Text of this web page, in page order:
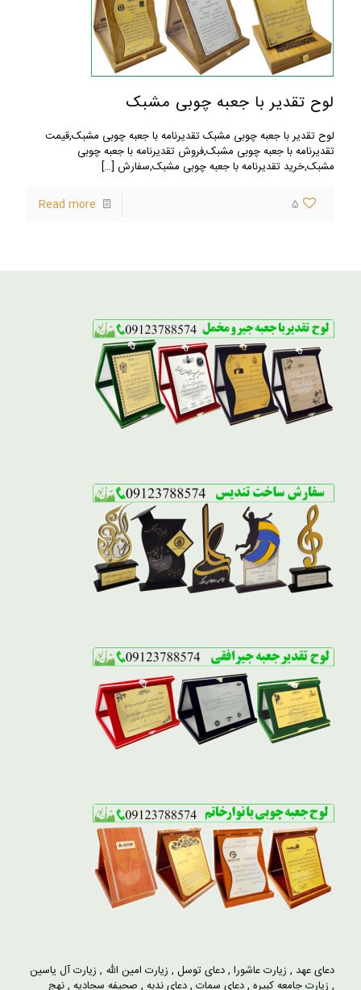
لوح تقدیر با جعبه چوبی مشبک
لوح تقدیر با جعبه چوبی مشبک تقدیرنامه با جعبه چوبی مشبک,قیمت
تقدیرنامه با جعبه چوبی مشبک,فروش تقدیرنامه با جعبه چوبی
مشبک,خرید تقدیرنامه با جعبه چوبی مشبک,سفارش […]
5
Read more
دعای عهد , زیارت عاشورا ,دعای توسل , زیارت امین الله , زیارت آل یاسین
, زیارت جامعه کبیره ,دعای سمات ,دعای ندبه , صحیفه سجادیه ,نهج